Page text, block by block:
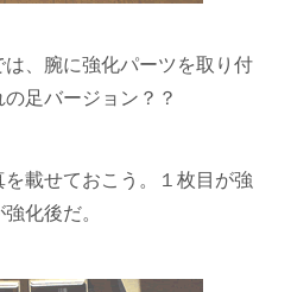
、腕に強化パーツを取り付
足バージョン？？
を載せておこう。１枚目が強
化後だ。